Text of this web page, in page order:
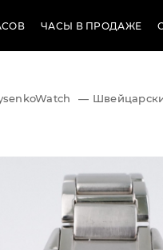
ЧАСЫ В ПРОДАЖЕ
—